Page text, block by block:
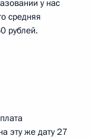
у нас
средняя
рублей.
эту же дату 27